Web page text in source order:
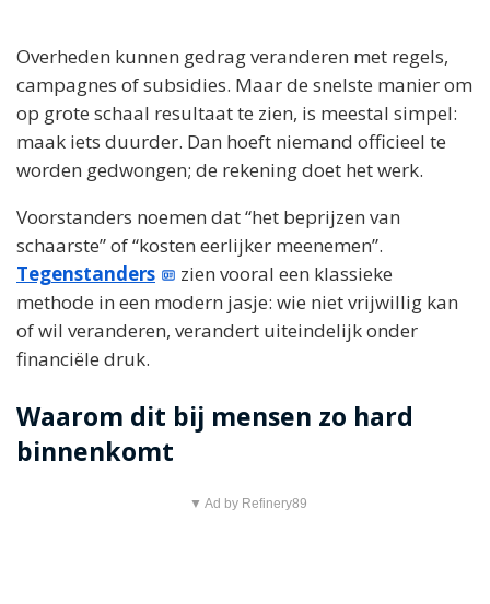
Overheden kunnen gedrag veranderen met regels,
campagnes of subsidies. Maar de snelste manier om
op grote schaal resultaat te zien, is meestal simpel:
maak iets duurder. Dan hoeft niemand officieel te
worden gedwongen; de rekening doet het werk.
Voorstanders noemen dat “het beprijzen van
schaarste” of “kosten eerlijker meenemen”.
Tegenstanders
zien vooral een klassieke
methode in een modern jasje: wie niet vrijwillig kan
of wil veranderen, verandert uiteindelijk onder
financiële druk.
Waarom dit bij mensen zo hard
binnenkomt
▼ Ad by Refinery89